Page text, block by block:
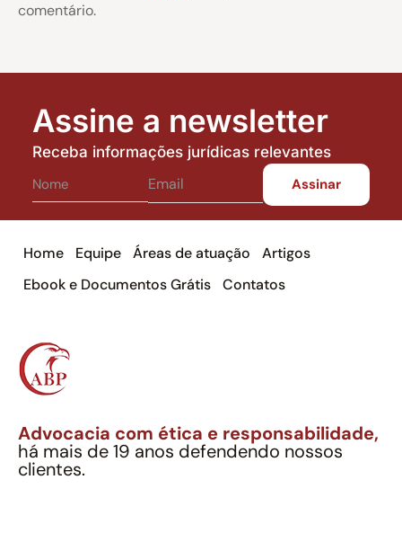
comentário.
Assine a newsletter
Receba informações jurídicas relevantes
Home Equipe Áreas de atuação
Artigos
Ebook e Documentos Grátis
Contatos
Advocacia com ética e responsabilidade,
há mais de 19 anos defendendo nossos
clientes.